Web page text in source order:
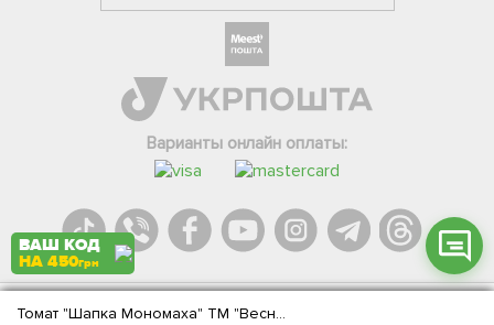
Томат "Шапка Мономаха" ТМ "Весна" 0.1г
Варианты онлайн оплаты:
Agromarket.Copyright © 2013-2026. Все права защищены
Інстаграм
Онлайн чат
ВАШ КОД
НА 450грн